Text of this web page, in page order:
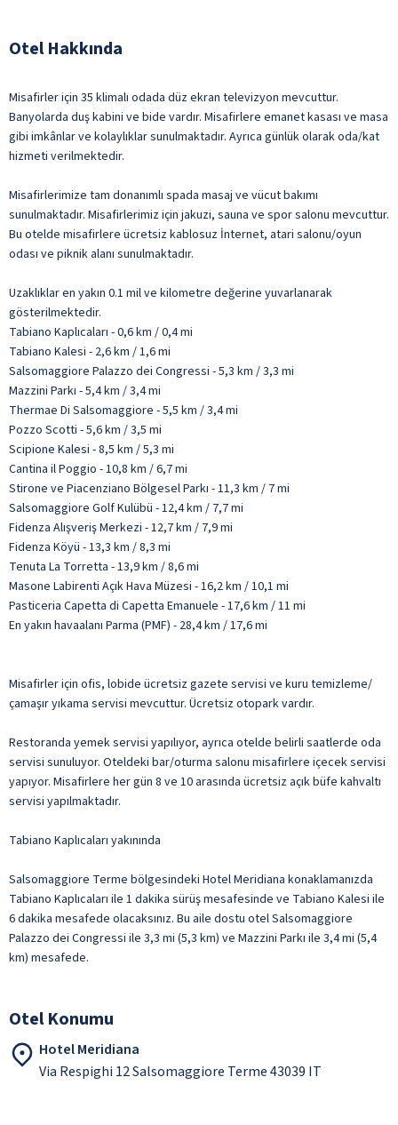
Otel Hakkında
Misafirler için 35 klimalı odada düz ekran televizyon mevcuttur.
Banyolarda duş kabini ve bide vardır. Misafirlere emanet kasası ve masa
gibi imkânlar ve kolaylıklar sunulmaktadır. Ayrıca günlük olarak oda/kat
hizmeti verilmektedir.
Misafirlerimize tam donanımlı spada masaj ve vücut bakımı
sunulmaktadır. Misafirlerimiz için jakuzi, sauna ve spor salonu mevcuttur.
Bu otelde misafirlere ücretsiz kablosuz İnternet, atari salonu/oyun
odası ve piknik alanı sunulmaktadır.
Uzaklıklar en yakın 0.1 mil ve kilometre değerine yuvarlanarak
gösterilmektedir.
Tabiano Kaplıcaları - 0,6 km / 0,4 mi
Tabiano Kalesi - 2,6 km / 1,6 mi
Salsomaggiore Palazzo dei Congressi - 5,3 km / 3,3 mi
Mazzini Parkı - 5,4 km / 3,4 mi
Thermae Di Salsomaggiore - 5,5 km / 3,4 mi
Pozzo Scotti - 5,6 km / 3,5 mi
Scipione Kalesi - 8,5 km / 5,3 mi
Cantina il Poggio - 10,8 km / 6,7 mi
Stirone ve Piacenziano Bölgesel Parkı - 11,3 km / 7 mi
Salsomaggiore Golf Kulübü - 12,4 km / 7,7 mi
Fidenza Alışveriş Merkezi - 12,7 km / 7,9 mi
Fidenza Köyü - 13,3 km / 8,3 mi
Tenuta La Torretta - 13,9 km / 8,6 mi
Masone Labirenti Açık Hava Müzesi - 16,2 km / 10,1 mi
Pasticeria Capetta di Capetta Emanuele - 17,6 km / 11 mi
En yakın havaalanı Parma (PMF) - 28,4 km / 17,6 mi
Misafirler için ofis, lobide ücretsiz gazete servisi ve kuru temizleme/
çamaşır yıkama servisi mevcuttur. Ücretsiz otopark vardır.
Restoranda yemek servisi yapılıyor, ayrıca otelde belirli saatlerde oda
servisi sunuluyor. Oteldeki bar/oturma salonu misafirlere içecek servisi
yapıyor. Misafirlere her gün 8 ve 10 arasında ücretsiz açık büfe kahvaltı
servisi yapılmaktadır.
Tabiano Kaplıcaları yakınında
Salsomaggiore Terme bölgesindeki Hotel Meridiana konaklamanızda
Tabiano Kaplıcaları ile 1 dakika sürüş mesafesinde ve Tabiano Kalesi ile
6 dakika mesafede olacaksınız. Bu aile dostu otel Salsomaggiore
Palazzo dei Congressi ile 3,3 mi (5,3 km) ve Mazzini Parkı ile 3,4 mi (5,4
km) mesafede.
Otel Konumu
Hotel Meridiana
Via Respighi 12 Salsomaggiore Terme 43039 IT